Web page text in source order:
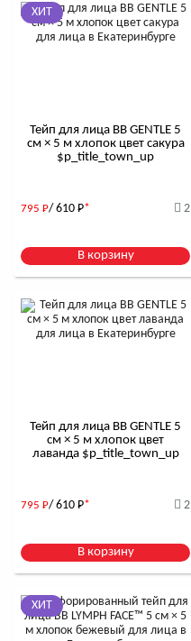
ХИТ
Тейп для лица BB GENTLE 5
см × 5 м хлопок цвет сакура
$р_title_town_up
795 Р/ 610 Р* 2
В корзину
Тейп для лица BB GENTLE 5
см × 5 м хлопок цвет
лаванда $р_title_town_up
795 Р/ 610 Р* 2
В корзину
ХИТ